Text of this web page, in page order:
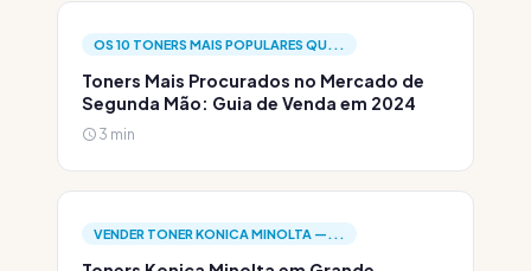
OS 10 TONERS MAIS POPULARES QU...
Toners Mais Procurados no Mercado de
Segunda Mão: Guia de Venda em 2024
3 min
VENDER TONER KONICA MINOLTA —...